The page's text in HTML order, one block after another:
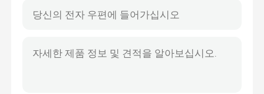
몰드 스프링 JIS B5012
쇼울더 볼트